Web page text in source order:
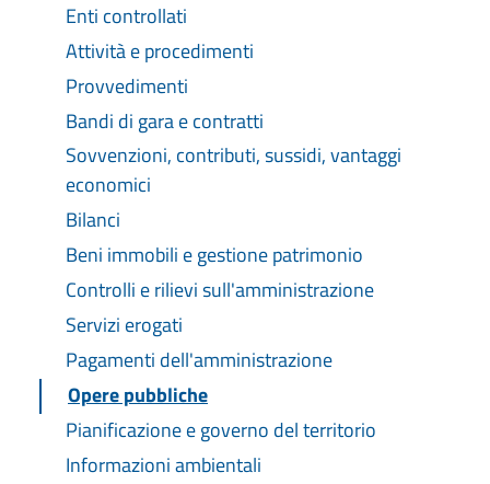
Enti controllati
Attività e procedimenti
Provvedimenti
Bandi di gara e contratti
Sovvenzioni, contributi, sussidi, vantaggi
economici
Bilanci
Beni immobili e gestione patrimonio
Controlli e rilievi sull'amministrazione
Servizi erogati
Pagamenti dell'amministrazione
Opere pubbliche
Pianificazione e governo del territorio
Informazioni ambientali